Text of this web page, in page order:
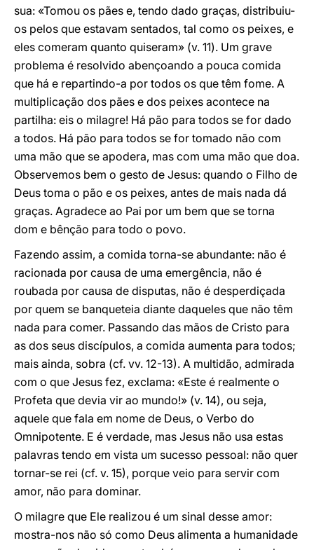
sua: «Tomou os pães e, tendo dado graças, distribuiu-
os pelos que estavam sentados, tal como os peixes, e
eles comeram quanto quiseram» (v. 11). Um grave
problema é resolvido abençoando a pouca comida
que há e repartindo-a por todos os que têm fome. A
multiplicação dos pães e dos peixes acontece na
partilha: eis o milagre! Há pão para todos se for dado
a todos. Há pão para todos se for tomado não com
uma mão que se apodera, mas com uma mão que doa.
Observemos bem o gesto de Jesus: quando o Filho de
Deus toma o pão e os peixes, antes de mais nada dá
graças. Agradece ao Pai por um bem que se torna
dom e bênção para todo o povo.
Fazendo assim, a comida torna-se abundante: não é
racionada por causa de uma emergência, não é
roubada por causa de disputas, não é desperdiçada
por quem se banqueteia diante daqueles que não têm
nada para comer. Passando das mãos de Cristo para
as dos seus discípulos, a comida aumenta para todos;
mais ainda, sobra (cf. vv. 12-13). A multidão, admirada
com o que Jesus fez, exclama: «Este é realmente o
Profeta que devia vir ao mundo!» (v. 14), ou seja,
aquele que fala em nome de Deus, o Verbo do
Omnipotente. E é verdade, mas Jesus não usa estas
palavras tendo em vista um sucesso pessoal: não quer
tornar-se rei (cf. v. 15), porque veio para servir com
amor, não para dominar.
O milagre que Ele realizou é um sinal desse amor:
mostra-nos não só como Deus alimenta a humanidade